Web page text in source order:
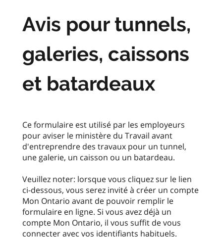
Avis pour tunnels,
galeries, caissons
et batardeaux
Ce formulaire est utilisé par les employeurs
pour aviser le ministère du Travail avant
d'entreprendre des travaux pour un tunnel,
une galerie, un caisson ou un batardeau.
Veuillez noter: lorsque vous cliquez sur le lien
ci-dessous, vous serez invité à créer un compte
Mon Ontario avant de pouvoir remplir le
formulaire en ligne. Si vous avez déjà un
compte Mon Ontario, il vous suffit de vous